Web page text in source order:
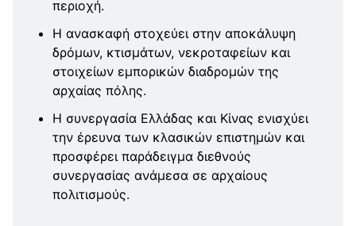
περιοχή.
Η ανασκαφή στοχεύει στην αποκάλυψη
δρόμων, κτισμάτων, νεκροταφείων και
στοιχείων εμπορικών διαδρομών της
αρχαίας πόλης.
Η συνεργασία Ελλάδας και Κίνας ενισχύει
την έρευνα των κλασικών επιστημών και
προσφέρει παράδειγμα διεθνούς
συνεργασίας ανάμεσα σε αρχαίους
πολιτισμούς.